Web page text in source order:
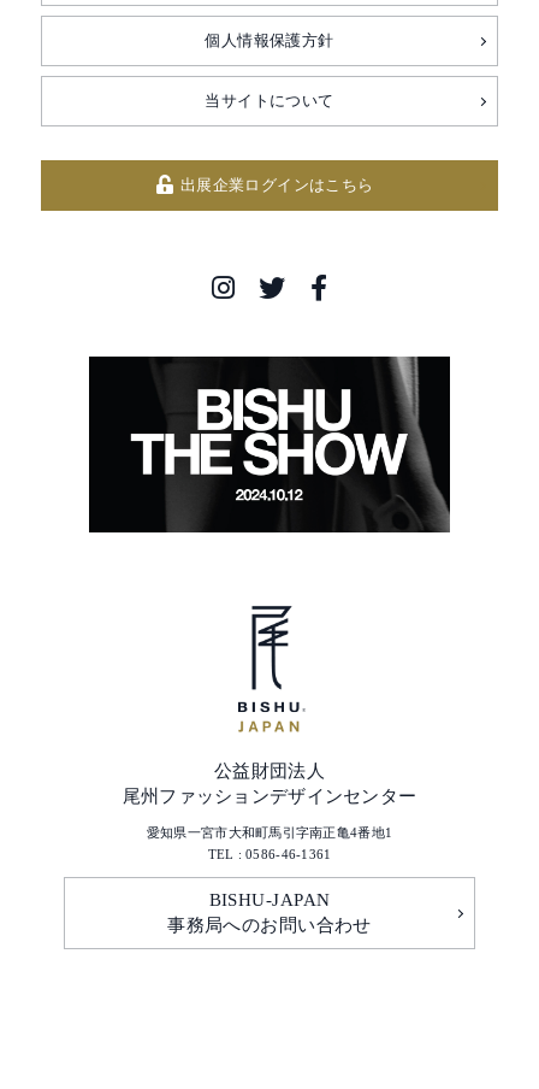
個人情報保護方針
当サイトについて
出展企業ログインはこちら
公益財団法人
尾州ファッションデザインセンター
愛知県一宮市大和町馬引字南正亀4番地1
TEL : 0586-46-1361
BISHU-JAPAN
事務局へのお問い合わせ